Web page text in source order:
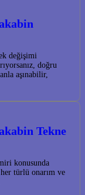
değişimi
doğru
aşınabilir,
Tekne
konusunda
türlü onarım ve